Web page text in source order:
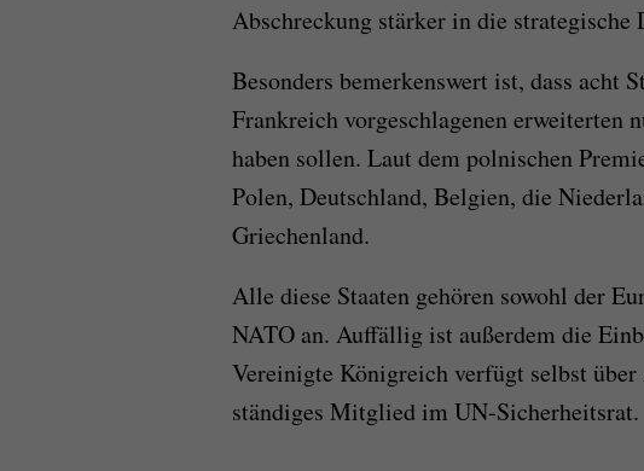
Abschreckung stärker in die
Besonders bemerkenswert ist, dass acht
Frankreich vorgeschlagenen erweiterten
haben sollen. Laut dem polnischen
Polen, Deutschland, Belgien, die
Griechenland.
Alle diese Staaten gehören sowohl der
NATO an. Auffällig ist außerdem die
Vereinigte Königreich verfügt selbst
ständiges Mitglied im UN-Sicherheitsrat.